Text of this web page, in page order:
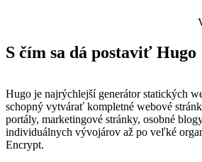
S čím sa dá postaviť Hugo
Hugo je najrýchlejší generátor statických
schopný vytvárať kompletné webové
portály, marketingové stránky, osobné
individuálnych vývojárov až po veľké
Encrypt.